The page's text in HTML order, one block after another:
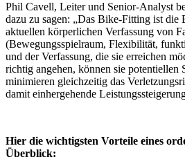
Phil Cavell, Leiter und Senior-Analyst
dazu zu sagen: „Das Bike-Fitting ist die
aktuellen körperlichen Verfassung von
(Bewegungsspielraum, Flexibilität,
und der Verfassung, die sie erreichen
richtig angehen, können sie potentiellen
minimieren gleichzeitig das
damit einhergehende
Hier die wichtigsten Vorteile eines
Überblick: